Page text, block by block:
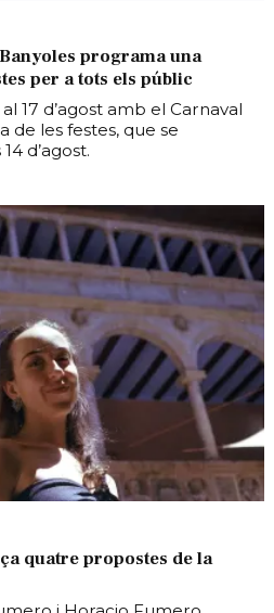
programa una
per a tots els públic
al 17 d’agost amb el Carnaval
de les festes, que se
d’agost.
quatre propostes de la